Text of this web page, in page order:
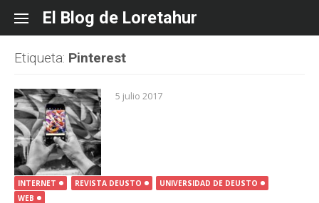
content
El Blog de Loretahur
Etiqueta: Pinterest
5 julio 2017
INTERNET REVISTA DEUSTO
UNIVERSIDAD DE DEUSTO
WEB